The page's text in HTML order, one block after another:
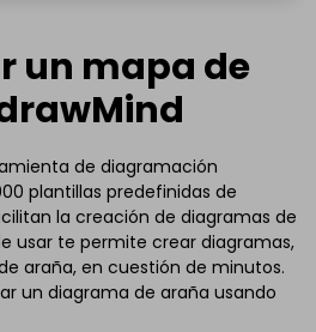
un mapa de
de diagramación
plantillas predefinidas de
la creación de diagramas de
usar te permite crear diagramas,
araña, en cuestión de minutos.
un diagrama de araña usando